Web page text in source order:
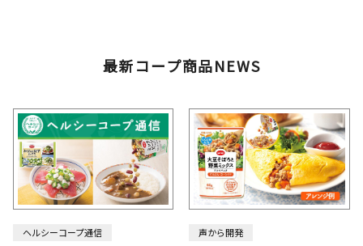
最新コープ商品NEWS
ヘルシーコープ通信 声から開発